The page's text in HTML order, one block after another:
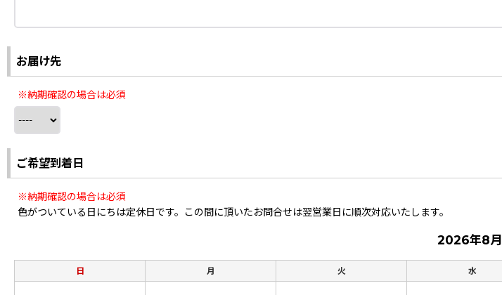
お届け先
※納期確認の場合は必須
ご希望到着日
※納期確認の場合は必須
色がついている日にちは定休日です。この間に頂いたお問合せは翌営業日に順次対応いたします。
2026年8月
日 月 火 水